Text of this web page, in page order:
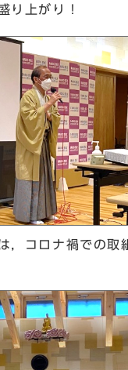
り上がり！
，コロナ禍での取